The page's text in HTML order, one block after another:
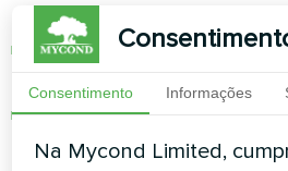
para backup e
Serviços de Suporte de TI
Serviços jurídicos e
exigido por lei ou
Consentimento Informações
Na Mycond Limited,